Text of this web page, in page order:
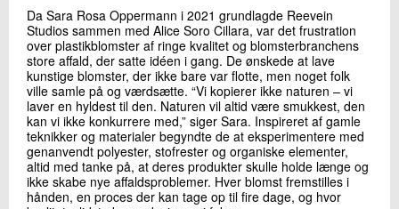
Skriv til mig
Da Sara Rosa Oppermann i 2021 grundlagde Reevein
Studios sammen med Alice Soro Cillara, var det frustration
over plastikblomster af ringe kvalitet og blomsterbranchens
store affald, der satte idéen i gang. De ønskede at lave
kunstige blomster, der ikke bare var flotte, men noget folk
ville samle på og værdsætte. “Vi kopierer ikke naturen – vi
laver en hyldest til den. Naturen vil altid være smukkest, den
kan vi ikke konkurrere med,” siger Sara. Inspireret af gamle
teknikker og materialer begyndte de at eksperimentere med
genanvendt polyester, stofrester og organiske elementer,
altid med tanke på, at deres produkter skulle holde længe og
ikke skabe nye affaldsproblemer. Hver blomst fremstilles i
hånden, en proces der kan tage op til fire dage, og hvor